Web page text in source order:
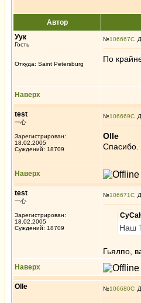
Автор
Уук
Гость
Откуда: Saint Petersburg
№106667
По
Наверх
test
一心
Зарегистрирован:
18.02.2005
Суждений: 18709
№106669
Olle
Спасибо.
Наверх
test
一心
Зарегистрирован:
18.02.2005
Суждений: 18709
№106671
Наш
Гьялпо,
Наверх
Olle №106680